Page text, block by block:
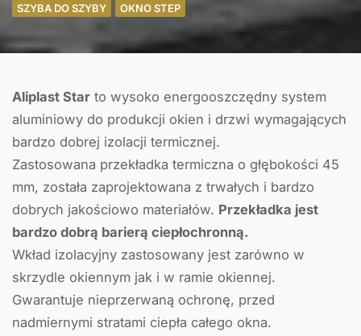
SZYBA DO SZYBY
OKNO STEP
Aliplast Star to wysoko energooszczędny system
aluminiowy do produkcji okien i drzwi wymagających
bardzo dobrej izolacji termicznej.
Zastosowana przekładka termiczna o głębokości 45
mm, została zaprojektowana z trwałych i bardzo
dobrych jakościowo materiałów. Przekładka jest
bardzo dobrą barierą ciepłochronną.
Wkład izolacyjny zastosowany jest zarówno w
skrzydle okiennym jak i w ramie okiennej.
Gwarantuje nieprzerwaną ochronę, przed
nadmiernymi stratami ciepła całego okna.